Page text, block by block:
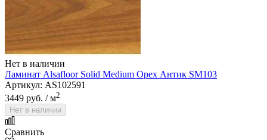
Нет в наличии
Ламинат Alsafloor Solid Medium Орех Антик SM103
Артикул: AS102591
3449 руб. / м2
Нет в наличии
Сравнить